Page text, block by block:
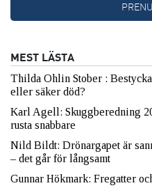
MEST LÄSTA
Thilda Ohlin Stober :
eller säker död?
Karl Agell: Skuggberedning
rusta snabbare
Nild Bildt: Drönargapet är
– det går för långsamt
Gunnar Hökmark: Fregatter